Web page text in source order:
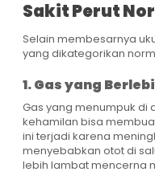
Sakit Perut
Selain membesarnya
yang dikategorikan
1. Gas yang
Gas yang menumpuk di
kehamilan bisa
ini terjadi karena
menyebabkan otot di
lebih lambat mencerna